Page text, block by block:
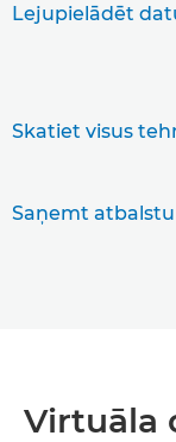
Lejupielādēt
Skatiet visus
Saņemt atbalstu
Virtuāla